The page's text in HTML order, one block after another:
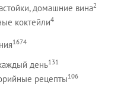
домашние вина2
коктейли4
1674
день131
рецепты106